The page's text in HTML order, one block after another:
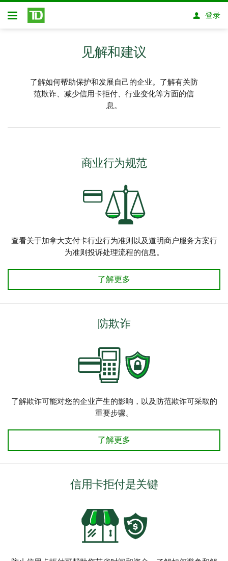
跳转到主要内容
开放式房屋贷款
登录
见解和建议
了解如何帮助保护和发展自己的企业。了解有关防
范欺诈、减少信用卡拒付、行业变化等方面的信
息。
商业行为规范
查看关于加拿大支付卡行业行为准则以及道明商户服务方案行
为准则投诉处理流程的信息。
行为规范 了解详情
了解更多
防欺诈
了解欺诈可能对您的企业产生的影响，以及防范欺诈可采取的
重要步骤。
欺诈防护 了解详情
了解更多
信用卡拒付是关键